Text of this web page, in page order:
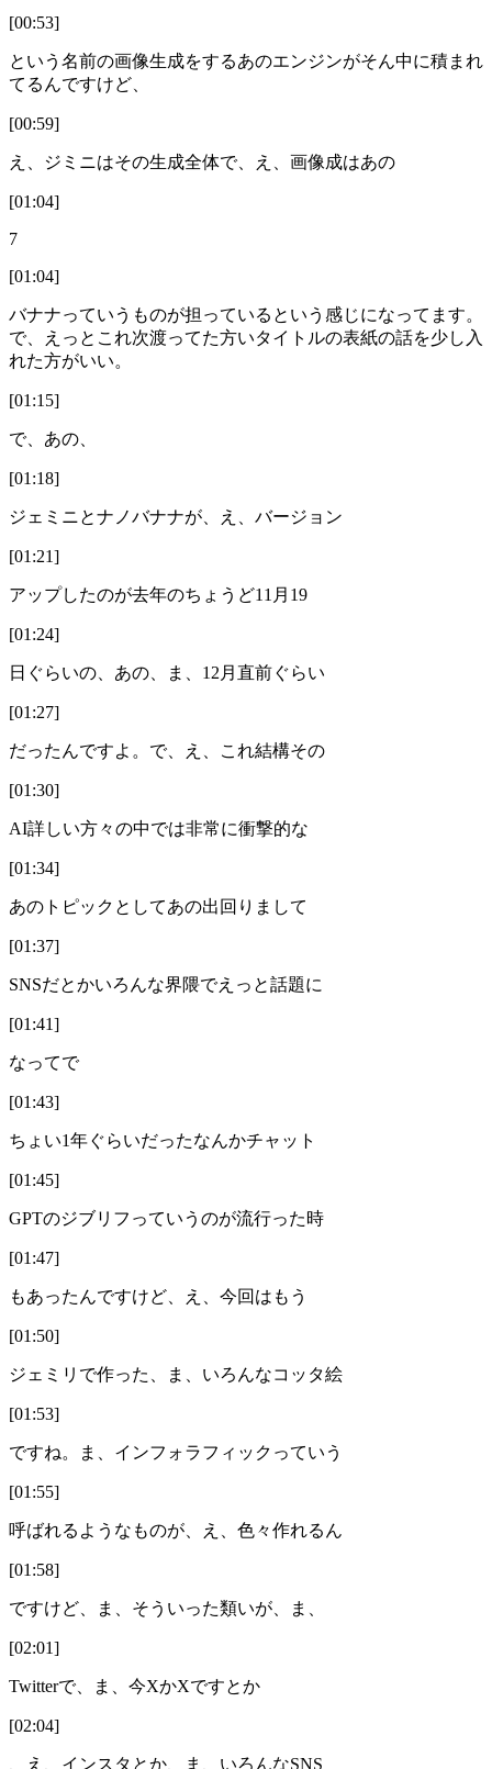
[00:53]
という名前の画像生成をするあのエンジンがそん中に積まれ
てるんですけど、
[00:59]
え、ジミニはその生成全体で、え、画像成はあの
[01:04]
7
[01:04]
バナナっていうものが担っているという感じになってます。
で、えっとこれ次渡ってた方いタイトルの表紙の話を少し入
れた方がいい。
[01:15]
で、あの、
[01:18]
ジェミニとナノバナナが、え、バージョン
[01:21]
アップしたのが去年のちょうど11月19
[01:24]
日ぐらいの、あの、ま、12月直前ぐらい
[01:27]
だったんですよ。で、え、これ結構その
[01:30]
AI詳しい方々の中では非常に衝撃的な
[01:34]
あのトピックとしてあの出回りまして
[01:37]
SNSだとかいろんな界隈でえっと話題に
[01:41]
なってで
[01:43]
ちょい1年ぐらいだったなんかチャット
[01:45]
GPTのジブリフっていうのが流行った時
[01:47]
もあったんですけど、え、今回はもう
[01:50]
ジェミリで作った、ま、いろんなコッタ絵
[01:53]
ですね。ま、インフォラフィックっていう
[01:55]
呼ばれるようなものが、え、色々作れるん
[01:58]
ですけど、ま、そういった類いが、ま、
[02:01]
Twitterで、ま、今XかXですとか
[02:04]
、え、インスタとか、ま、いろんなSNS